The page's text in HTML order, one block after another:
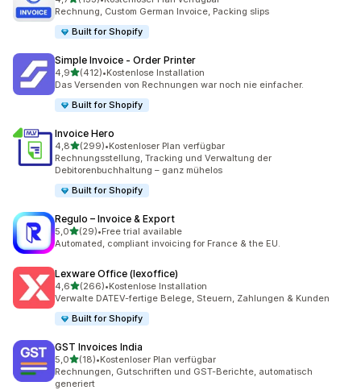
133 Rezensionen insgesamt
Rechnung, Custom German Invoice, Packing slips
Built for Shopify
Simple Invoice ‑ Order Printer
4,9von 5 Sternen
(412)
412 Rezensionen insgesamt
•Kostenlose Installation
Das Versenden von Rechnungen war noch nie einfacher.
Built for Shopify
Invoice Hero
4,8von 5 Sternen
(299)
299 Rezensionen insgesamt
•Kostenloser Plan verfügbar
Rechnungsstellung, Tracking und Verwaltung der
Debitorenbuchhaltung – ganz mühelos
Built for Shopify
Regulo – Invoice & Export
5,0von 5 Sternen
(29)
29 Rezensionen insgesamt
•Free trial available
Automated, compliant invoicing for France & the EU.
Lexware Office (lexoffice)
4,6von 5 Sternen
(266)
266 Rezensionen insgesamt
•Kostenlose Installation
Verwalte DATEV-fertige Belege, Steuern, Zahlungen & Kunden
Built for Shopify
GST Invoices India
5,0von 5 Sternen
(18)
18 Rezensionen insgesamt
•Kostenloser Plan verfügbar
Rechnungen, Gutschriften und GST-Berichte, automatisch
generiert